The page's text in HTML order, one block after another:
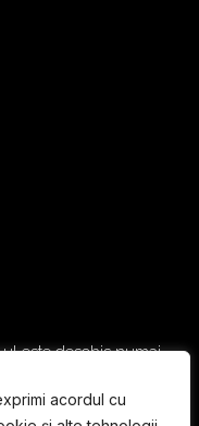
acordul cu
este deschis numai